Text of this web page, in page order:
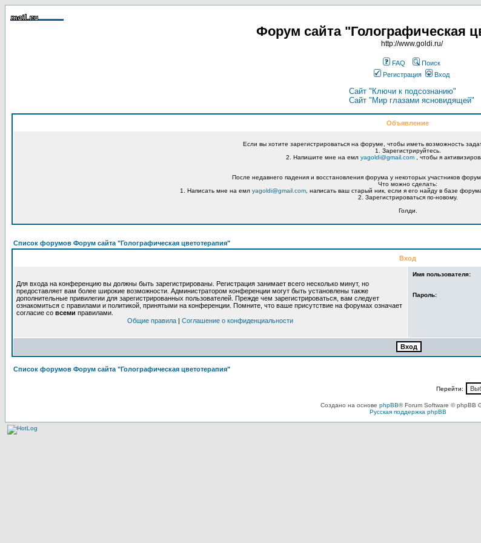
Форум сайта "Голографическая
http://www.goldi.ru/
FAQ
Поиск
Регистрация
Вход
Сайт "Ключи к подсознанию"
Сайт "Мир глазами ясновидящей"
Объявление
Если вы хотите зарегистрироваться на форуме, чтобы иметь возможность
1. Зарегистрируйтесь.
2. Напишите мне на емл yagoldi@gmail.com , чтобы я
После недавнего падения и восстановления форума у некоторых участников
Что можно сделать:
1. Написать мне на емл yagoldi@gmail.com , написать ваш старый ник, если я его найду в базе
2. Зарегистрироваться по-новому.
Голди.
Список форумов Форум сайта "Голографическая цветотерапия"
Вход
Для входа на конференцию вы должны быть зарегистрированы. Регистрация занимает всего несколько минут, но
предоставляет вам более широкие возможности. Администратором конференции могут быть установлены также
дополнительные привилегии для зарегистрированных пользователей. Прежде чем зарегистрироваться, вам следует
ознакомиться с правилами и политикой, принятыми на конференции. Помните, что ваше присутствие на форумах означает
согласие со всеми правилами.
Общие правила | Соглашение о конфиденциальности
Имя пользователя:
Пароль:
Список форумов Форум сайта "Голографическая цветотерапия"
Перейти:
Создано на основе phpBB® Forum Software © phpBB
Русская поддержка phpBB